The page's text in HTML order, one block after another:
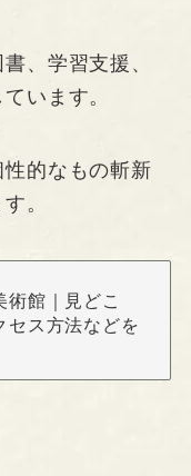
、学習支援、
います。
的なもの斬新
。
術館｜見どこ
セス方法などを